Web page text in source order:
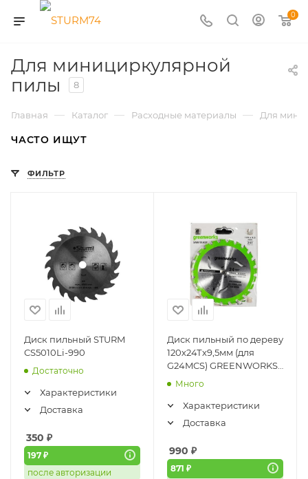
0
Для минициркулярной
пилы
8
Главная — Каталог — Расходные материалы — Для
ЧАСТО ИЩУТ
ФИЛЬТР
Диск пильный STURM
CS5010Li-990
Достаточно
Характеристики
Доставка
350 ₽
197 ₽
после авторизации
Диск пильный по дереву
120х24Тх9,5мм (для
G24MCS) GREENWORKS
2952507
Много
Характеристики
Доставка
990 ₽
871 ₽